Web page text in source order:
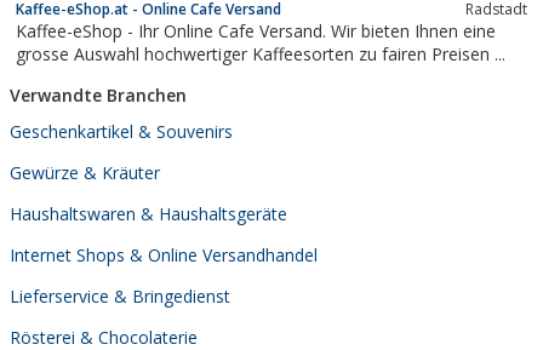
Kaffee-eShop.at - Online Cafe Versand Radstadt
Kaffee-eShop - Ihr Online Cafe Versand. Wir bieten Ihnen eine
grosse Auswahl hochwertiger Kaffeesorten zu fairen Preisen ...
Verwandte Branchen
Geschenkartikel & Souvenirs
Gewürze & Kräuter
Haushaltswaren & Haushaltsgeräte
Internet Shops & Online Versandhandel
Lieferservice & Bringedienst
Rösterei & Chocolaterie